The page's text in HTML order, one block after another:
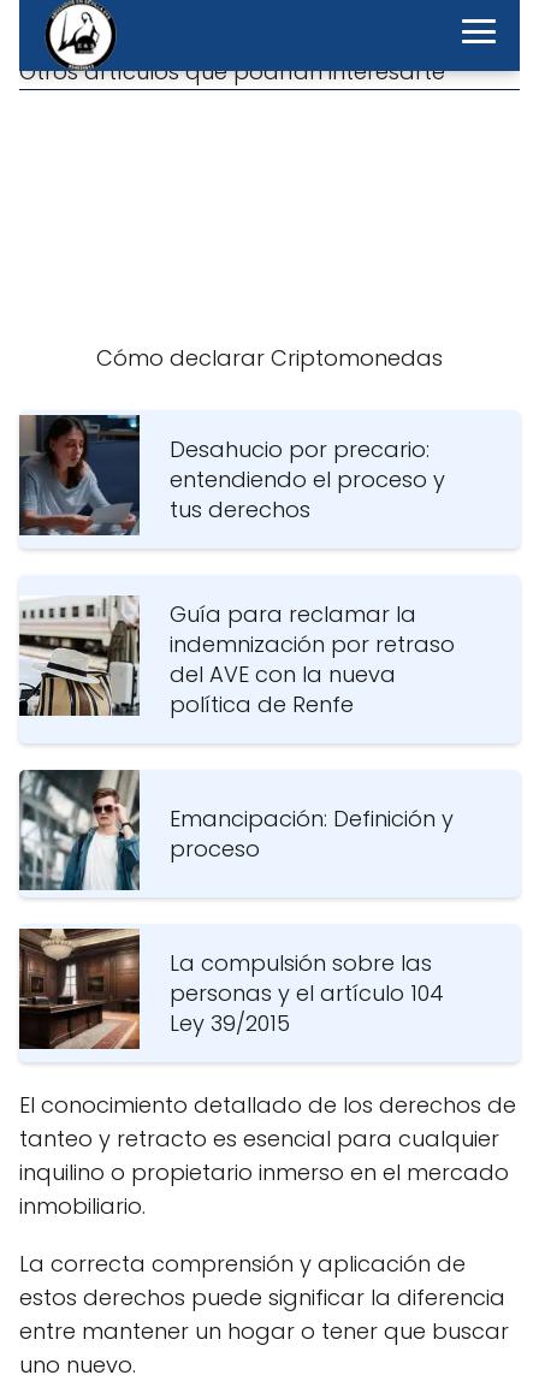
Desahucio por precario:
entendiendo el proceso y
tus derechos
Guía para reclamar la
indemnización por retraso
del AVE con la nueva
política de Renfe
Emancipación: Definición y
proceso
La compulsión sobre las
personas y el artículo 104
Ley 39/2015
El conocimiento detallado de los derechos de
tanteo y retracto es esencial para cualquier
inquilino o propietario inmerso en el mercado
inmobiliario.
La correcta comprensión y aplicación de
estos derechos puede significar la diferencia
entre mantener un hogar o tener que buscar
uno nuevo.